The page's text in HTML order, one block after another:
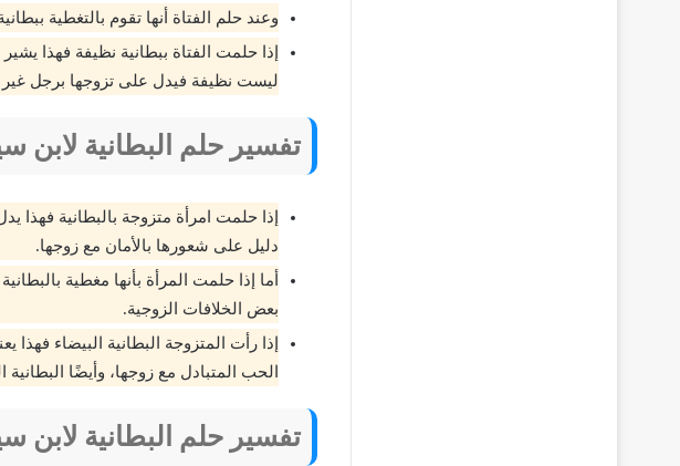
وعند حلم الفتاة أنها تقوم بالتغطية
إذا حلمت الفتاة ببطانية نظيفة فهذا
ليست نظيفة فيدل على تزوجها برجل
تفسير حلم البطانية لابن
إذا حلمت امرأة متزوجة بالبطانية فهذا
دليل على شعورها بالأمان مع زوجها.
أما إذا حلمت المرأة بأنها مغطية
بعض الخلافات الزوجية.
إذا رأت المتزوجة البطانية البيضاء
الحب المتبادل مع زوجها، وأيضًا
تفسير حلم البطانية لابن